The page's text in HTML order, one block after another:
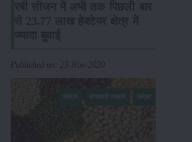
Published on: 23-Nov-2020